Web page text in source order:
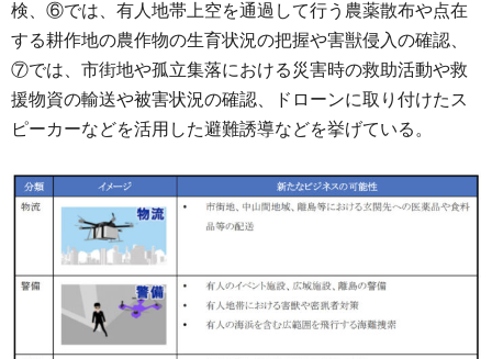
検、⑥では、有人地帯上空を通過して行う農薬散布や点在
する耕作地の農作物の生育状況の把握や害獣侵入の確認、
⑦では、市街地や孤立集落における災害時の救助活動や救
援物資の輸送や被害状況の確認、ドローンに取り付けたス
ピーカーなどを活用した避難誘導などを挙げている。